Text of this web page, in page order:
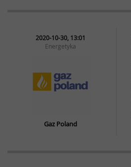
2020-10-30, 13:01
Energetyka
Gaz Poland